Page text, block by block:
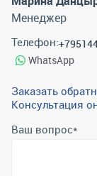
Менеджер
Телефон:
WhatsApp
Заказать
Консультация
Ваш вопрос*